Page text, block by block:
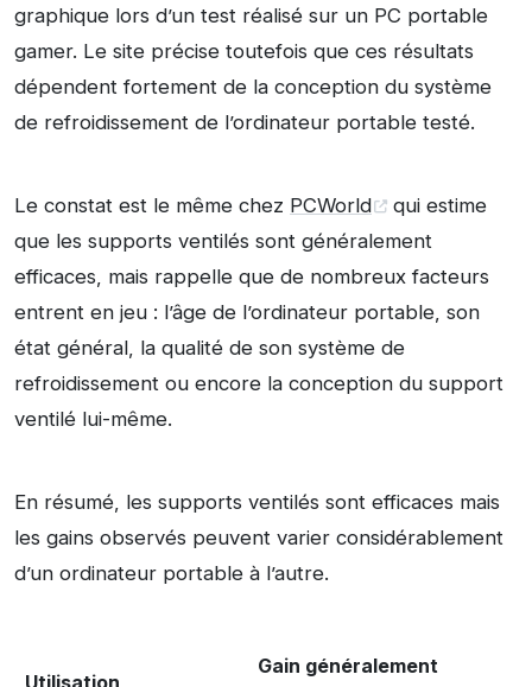
graphique lors d’un test réalisé sur un PC portable
gamer. Le site précise toutefois que ces résultats
dépendent fortement de la conception du système
de refroidissement de l’ordinateur portable testé.
Le constat est le même chez PCWorld
qui estime
que les supports ventilés sont généralement
efficaces, mais rappelle que de nombreux facteurs
entrent en jeu : l’âge de l’ordinateur portable, son
état général, la qualité de son système de
refroidissement ou encore la conception du support
ventilé lui-même.
En résumé, les supports ventilés sont efficaces mais
les gains observés peuvent varier considérablement
d’un ordinateur portable à l’autre.
Gain généralement